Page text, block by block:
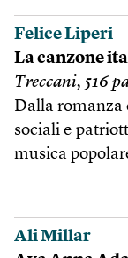
Felice Liperi
La canzone
Treccani, 516
Dalla romanza
sociali e
musica
Ali Millar